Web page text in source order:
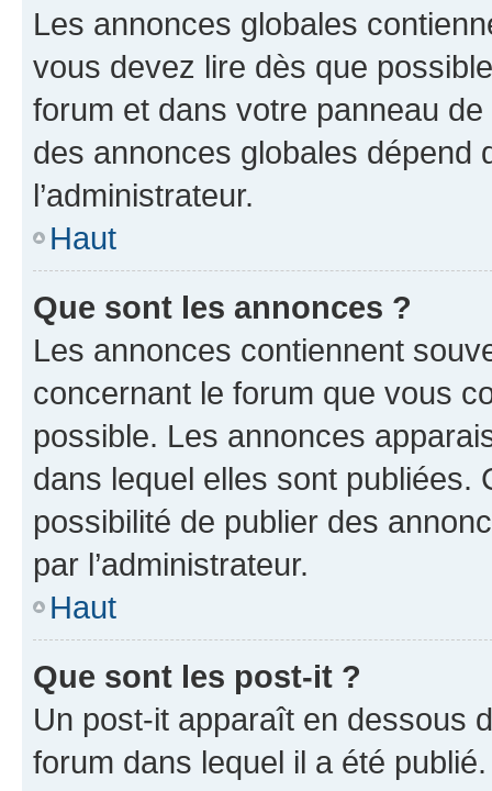
Les annonces globales
vous devez lire dès que
forum et dans votre panneau
des annonces globales dépend
l’administrateur.
Haut
Que sont les annonces ?
Les annonces contiennent
concernant le forum que vous
possible. Les annonces
dans lequel elles sont publiées.
possibilité de publier des
par l’administrateur.
Haut
Que sont les post-it ?
Un post-it apparaît en dessous
forum dans lequel il a été